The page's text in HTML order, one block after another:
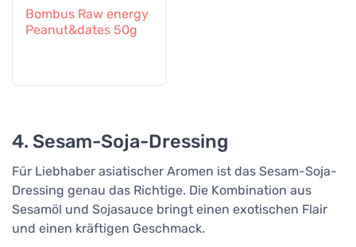
Bombus Raw energy
Peanut&dates 50g
4. Sesam-Soja-Dressing
Für Liebhaber asiatischer Aromen ist das Sesam-Soja-
Dressing genau das Richtige. Die Kombination aus
Sesamöl und Sojasauce bringt einen exotischen Flair
und einen kräftigen Geschmack.